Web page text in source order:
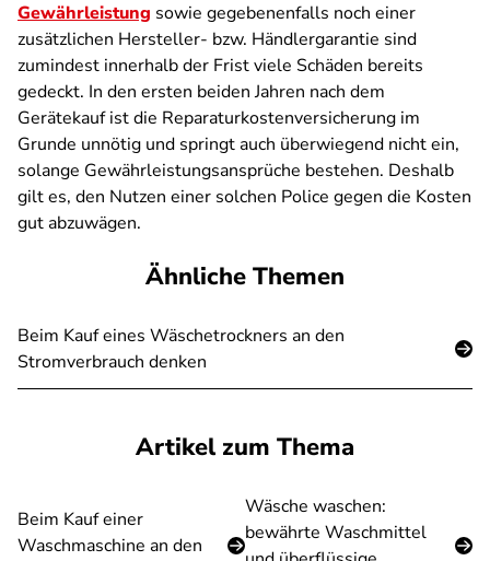
Gewährleistung sowie gegebenenfalls noch einer
zusätzlichen Hersteller- bzw. Händlergarantie sind
zumindest innerhalb der Frist viele Schäden bereits
gedeckt. In den ersten beiden Jahren nach dem
Gerätekauf ist die Reparaturkostenversicherung im
Grunde unnötig und springt auch überwiegend nicht ein,
solange Gewährleistungsansprüche bestehen. Deshalb
gilt es, den Nutzen einer solchen Police gegen die Kosten
gut abzuwägen.
Ähnliche Themen
Beim Kauf eines Wäschetrockners an den
Stromverbrauch denken
Artikel zum Thema
Beim Kauf einer
Waschmaschine an den
Wäsche waschen:
bewährte Waschmittel